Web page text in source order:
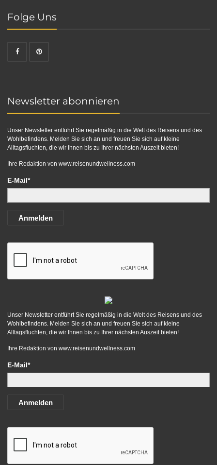
Folge Uns
Newsletter abonnieren
Unser Newsletter entführt Sie regelmäßig in die Welt des Reisens und des
Wohlbefindens. Melden Sie sich an und freuen Sie sich auf kleine
Alltagsfluchten, die wir Ihnen bis zu Ihrer nächsten Auszeit bieten!
Ihre Redaktion von www.reisenundwellness.com
E-Mail*
Anmelden
Unser Newsletter entführt Sie regelmäßig in die Welt des Reisens und des
Wohlbefindens. Melden Sie sich an und freuen Sie sich auf kleine
Alltagsfluchten, die wir Ihnen bis zu Ihrer nächsten Auszeit bieten!
Ihre Redaktion von www.reisenundwellness.com
E-Mail*
Anmelden